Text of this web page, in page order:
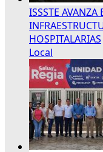
ISSSTE
HOSPITALARIAS
Local